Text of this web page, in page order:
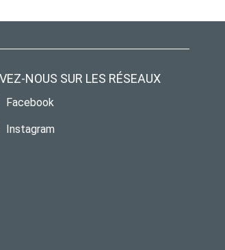
NOUS SUR LES RÉSEAUX
Facebook
Instagram